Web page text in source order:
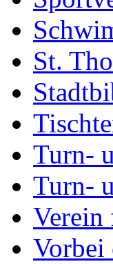
St.
Turn-
Turn-
Verein
Vorbei